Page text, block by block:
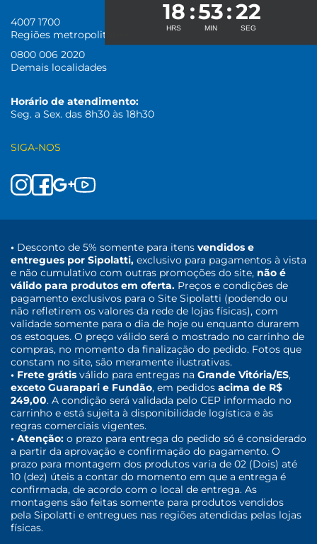
4007 1700
Regiões metropolitanas
0800 006 2020
Demais localidades
Horário de atendimento:
Seg. a Sex. das 8h30 às 18h30
SIGA-NOS
• Desconto de 5% somente para itens vendidos e
entregues por Sipolatti, exclusivo para pagamentos à vista
e não cumulativo com outras promoções do site, não é
válido para produtos em oferta. Preços e condições de
pagamento exclusivos para o Site Sipolatti (podendo ou
não refletirem os valores da rede de lojas físicas), com
validade somente para o dia de hoje ou enquanto durarem
os estoques. O preço válido será o mostrado no carrinho de
compras, no momento da finalização do pedido. Fotos que
constam no site, são meramente ilustrativas.
• Frete grátis válido para entregas na Grande Vitória/ES,
exceto Guarapari e Fundão, em pedidos acima de R$
249,00. A condição será validada pelo CEP informado no
carrinho e está sujeita à disponibilidade logística e às
regras comerciais vigentes.
• Atenção: o prazo para entrega do pedido só é considerado
a partir da aprovação e confirmação do pagamento. O
prazo para montagem dos produtos varia de 02 (Dois) até
10 (dez) úteis a contar do momento em que a entrega é
confirmada, de acordo com o local de entrega. As
montagens são feitas somente para produtos vendidos
pela Sipolatti e entregues nas regiões atendidas pelas lojas
físicas.
18 53 22